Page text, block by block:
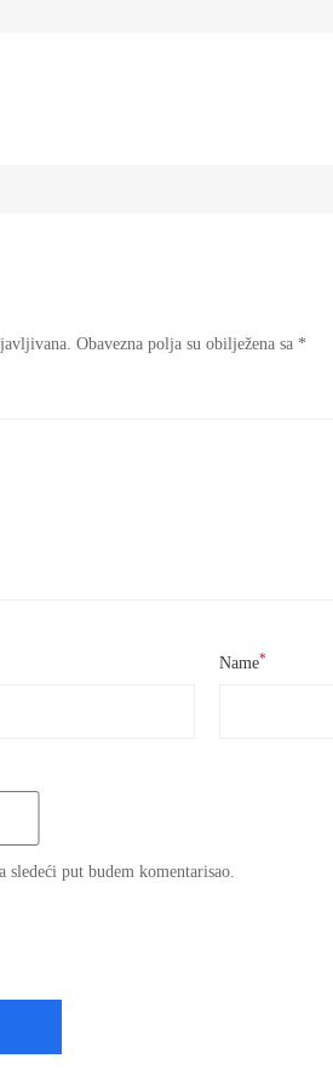
Obavezna polja su obilježena sa *
Name*
sledeći put budem komentarisao.